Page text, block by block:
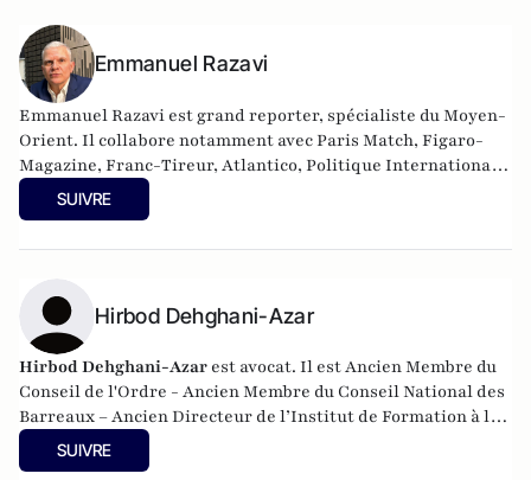
Emmanuel Razavi
Emmanuel Razavi est grand reporter, spécialiste du Moyen-
Orient. Il collabore notamment avec Paris Match, Figaro-
Magazine, Franc-Tireur, Atlantico, Politique Internationale,
Écran de Veille et Valeurs Actuelles. Il a réalisé plusieurs
documentaires sur les groupes islamistes au Moyen-Orient,
les ingérences et les réseaux d’espionnage de la République
islamique d’Iran en France et en Europe. Il intervient
régulièrement sur les ondes d’Europe 1, Sud Radio, LCI et
CNews, pour parler du Moyen-Orient et de l’Iran. Il est
diplômé en géopolitique et relations internationales (IEP).
SUIVRE
Hirbod Dehghani-Azar
Hirbod Dehghani-Azar est avocat. Il est Ancien Membre du
Conseil de l'Ordre - Ancien Membre du Conseil National des
Barreaux – Ancien Directeur de l’Institut de Formation à la
Médiation et à la Négociation, Médiateur - Formateur -
Ambassadeur de l'amiable, Il obtient le Prix de la Laïcité
SUIVRE